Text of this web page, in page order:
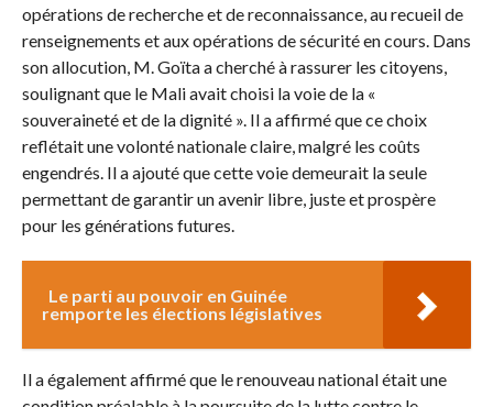
opérations de recherche et de reconnaissance, au recueil de
renseignements et aux opérations de sécurité en cours. Dans
son allocution, M. Goïta a cherché à rassurer les citoyens,
soulignant que le Mali avait choisi la voie de la «
souveraineté et de la dignité ». Il a affirmé que ce choix
reflétait une volonté nationale claire, malgré les coûts
engendrés. Il a ajouté que cette voie demeurait la seule
permettant de garantir un avenir libre, juste et prospère
pour les générations futures.
Le parti au pouvoir en Guinée
remporte les élections législatives
Il a également affirmé que le renouveau national était une